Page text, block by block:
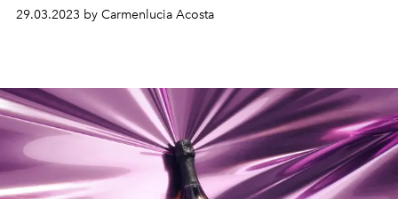
29.03.2023 by Carmenlucia Acosta